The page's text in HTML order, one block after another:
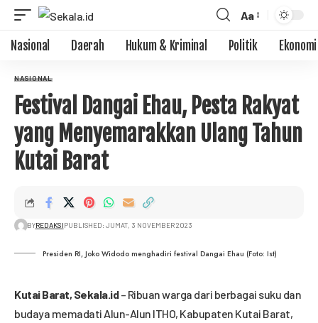
Aa
Nasional Daerah Hukum & Kriminal Politik Ekonomi
NASIONAL
Festival Dangai Ehau, Pesta Rakyat
yang Menyemarakkan Ulang Tahun
Kutai Barat
BYREDAKSIPUBLISHED: JUMAT, 3 NOVEMBER 2023
Presiden RI, Joko Widodo menghadiri festival Dangai Ehau (Foto: Ist)
Kutai Barat, Sekala.id– Ribuan warga dari berbagai suku dan
budaya memadati Alun-Alun ITHO, Kabupaten Kutai Barat,